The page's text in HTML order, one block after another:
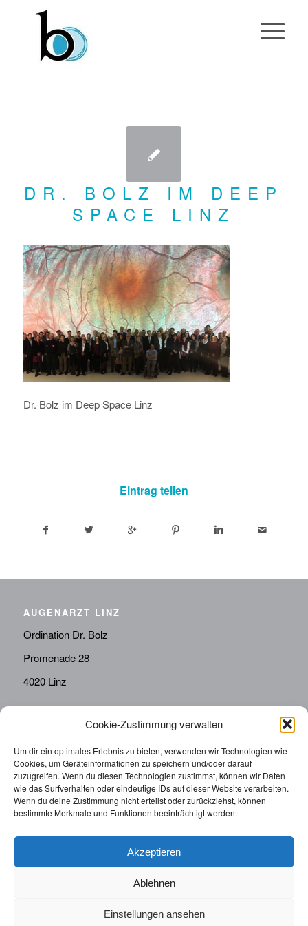
Cookie-Zustimmung verwalten
Um dir ein optimales Erlebnis zu bieten, verwenden wir Technologien wie
Cookies, um Geräteinformationen zu speichern und/oder darauf
zuzugreifen. Wenn du diesen Technologien zustimmst, können wir Daten
wie das Surfverhalten oder eindeutige IDs auf dieser Website verarbeiten.
Wenn du deine Zustimmung nicht erteilst oder zurückziehst, können
bestimmte Merkmale und Funktionen beeinträchtigt werden.
Akzeptieren
Ablehnen
Einstellungen ansehen
DR. BOLZ IM DEEP
SPACE LINZ
Dr. Bolz im Deep Space Linz
Eintrag teilen
AUGENARZT LINZ
Ordination Dr. Bolz
Promenade 28
4020 Linz
Telefon:
0676814287655
sekretariat@drbolz.at
ORDINATIONSZEITEN
Telefonische Terminvereinbarung: Montag – Freitag von
© 2025 | Augenarzt Dr. Bolz |Impressum